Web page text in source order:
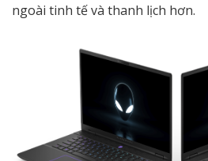
ngoài tinh tế và thanh lịch hơn.